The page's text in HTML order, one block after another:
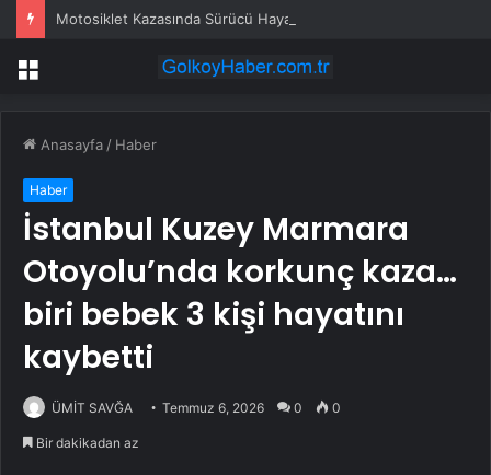
Motosiklet Kazasında Sürücü Hayatını Kaybetti
Menü
Anasayfa / Haber
Haber
İstanbul Kuzey Marmara
Otoyolu’nda korkunç kaza…
biri bebek 3 kişi hayatını
kaybetti
ÜMİT SAVĞA Temmuz 6, 2026 0 0
Bir dakikadan az